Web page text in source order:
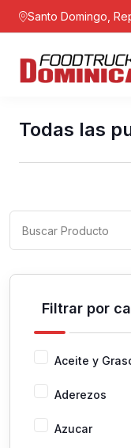
Santo Domingo,
Todas las
Filtrar por
Aceite y
Aderezos
Azucar